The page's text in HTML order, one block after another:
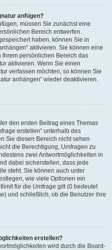
anfügen?
müssen Sie zunächst eine
Bereich entwerfen.
haben, können Sie in
aktivieren. Sie können eine
persönlichen Bereich das
aktivieren. Wenn Sie einen
verfassen möchten, so können Sie
anhängen“ wieder deaktivieren.
den ersten Beitrag eines Themas
erstellen“ unterhalb des
Sie diesen Bereich nicht sehen
die Berechtigung, Umfragen zu
zwei Antwortmöglichkeiten in
dabei sicherstellen, dass jede
steht. Sie können auch unter
wie viele Optionen ein
für die Umfrage gilt (0 bedeutet
und schließlich, ob die Benutzer ihre
erstellen?
wird durch die Board-